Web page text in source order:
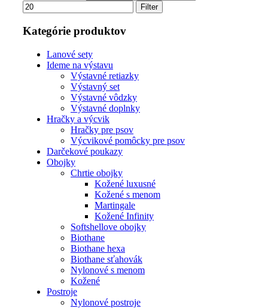
Filter
Kategórie produktov
Lanové sety
Ideme na výstavu
Výstavné retiazky
Výstavný set
Výstavné vôdzky
Výstavné doplnky
Hračky a výcvik
Hračky pre psov
Výcvikové pomôcky pre psov
Darčekové poukazy
Obojky
Chrtie obojky
Kožené luxusné
Kožené s menom
Martingale
Kožené Infinity
Softshellove obojky
Biothane
Biothane hexa
Biothane sťahovák
Nylonové s menom
Kožené
Postroje
Nylonové postroje